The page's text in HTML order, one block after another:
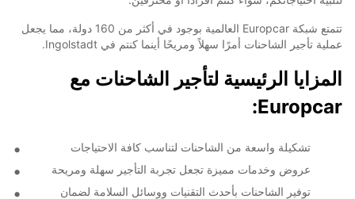
تتمتع شبكة Europcar العالمية بوجود في أكثر من 160 دولة، مما يجعل
عملية تأجير الشاحنات أمرًا سهلاً ومريحًا أينما كنتم في Ingolstadt.
المزايا الرئيسية لتأجير الشاحنات مع
Europcar:
تشكيلة واسعة من الشاحنات لتناسب كافة الاحتياجات
عروض وخدمات مميزة تجعل تجربة التأجير سهلة ومريحة
توفير الشاحنات بأحدث التقنيات ووسائل السلامة لضمان